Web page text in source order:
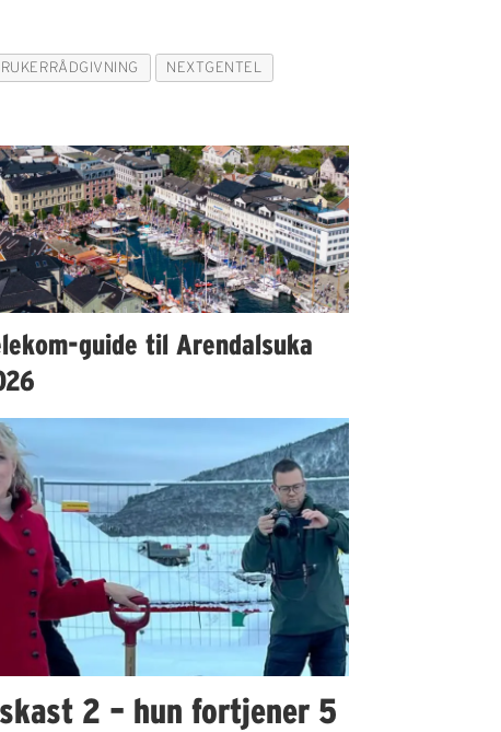
NEXTGENTEL
guide til Arendalsuka
2 – hun fortjener 5